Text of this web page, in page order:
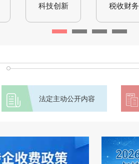
生育收养 入伍服役
科技创新 税收财务
法定主动公开内容